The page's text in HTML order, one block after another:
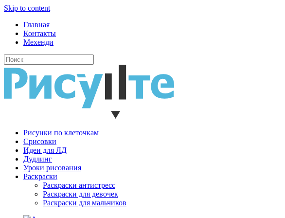
Skip to content
Главная
Контакты
Мехенди
Рисунки по клеточкам
Cрисовки
Идеи для ЛД
Дудлинг
Уроки рисования
Раскраски
Раскраски антистресс
Раскраски для девочек
Раскраски для мальчиков